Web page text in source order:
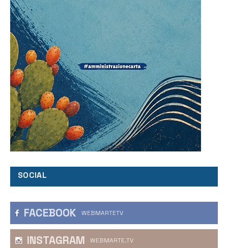
SOCIAL
FACEBOOK WEBMARTETV
INSTAGRAM WEBMARTE.TV